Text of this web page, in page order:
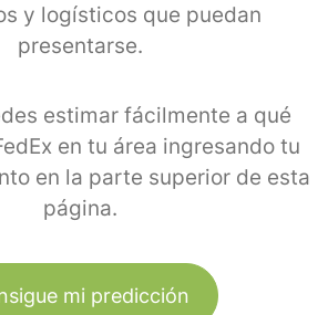
y logísticos que puedan
presentarse.
estimar fácilmente a qué
en tu área ingresando tu
en la parte superior de esta
página.
mi predicción